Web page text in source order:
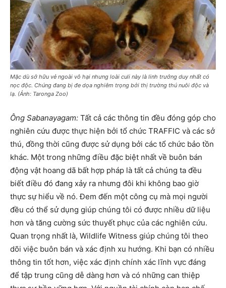
Mặc dù sở hữu vẻ ngoài vô hại nhưng loài culi này là linh trưởng duy nhất có
nọc độc. Chúng đang bị đe dọa nghiêm trọng bởi thị trường thú nuôi độc và
lạ. (Ảnh: Taronga Zoo)
Ông Sabanayagam: Tất cả các thông tin đều đóng góp cho
nghiên cứu được thực hiện bởi tổ chức TRAFFIC và các sở
thú, đồng thời cũng được sử dụng bởi các tổ chức bảo tồn
khác. Một trong những điều đặc biệt nhất về buôn bán
động vật hoang dã bất hợp pháp là tất cả chúng ta đều
biết điều đó đang xảy ra nhưng đôi khi không bao giờ
thực sự hiểu về nó. Đem đến một công cụ mà mọi người
đều có thể sử dụng giúp chúng tôi có được nhiều dữ liệu
hơn và tăng cường sức thuyết phục của các nghiên cứu.
Quan trọng nhất là, Wildlife Witness giúp chúng tôi theo
dõi việc buôn bán và xác định xu hướng. Khi bạn có nhiều
thông tin tốt hơn, việc xác định chính xác lĩnh vực đáng
để tập trung cũng dễ dàng hơn và có những can thiệp